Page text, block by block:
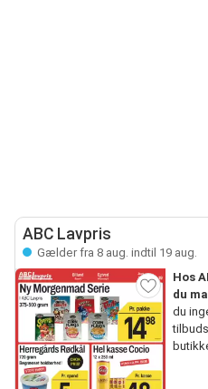
ABC Lavpris
Gælder fra 8 aug. indtil 19 aug.
Hos
du
du